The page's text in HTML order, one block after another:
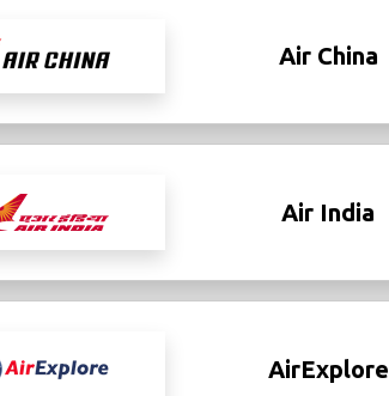
Air China
Air India
AirExplore